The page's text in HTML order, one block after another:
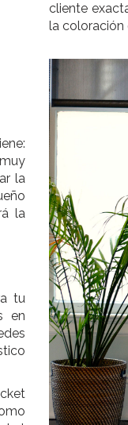
cliente
la coloración
la
la
tu
en